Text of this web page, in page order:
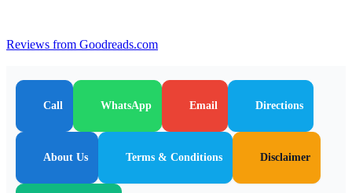
Reviews from Goodreads.com
Call WhatsApp Email Directions
About Us Terms & Conditions Disclaimer